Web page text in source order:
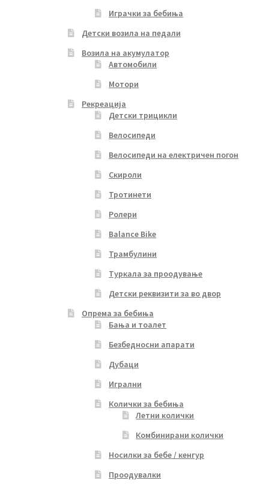
Играчки за бебиња
Детски возила на педали
Возила на акумулатор
Автомобили
Мотори
Рекреација
Детски трицикли
Велосипеди
Велосипеди на електричен погон
Скироли
Тротинети
Ролери
Balance Bike
Трамбулини
Туркала за проодување
Детски реквизити за во двор
Опрема за бебиња
Бања и тоалет
Безбедносни апарати
Дубаци
Игрални
Колички за бебиња
Летни колички
Комбинирани колички
Носилки за бебе / кенгур
Проодувалки